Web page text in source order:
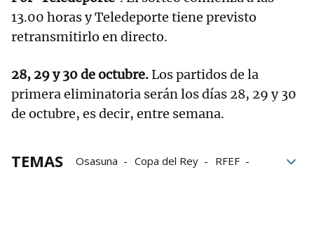
13.00 horas y Teledeporte tiene previsto
retransmitirlo en directo.
28, 29 y 30 de octubre.Los partidos de la
primera eliminatoria serán los días 28, 29 y 30
de octubre, es decir, entre semana.
TEMAS Osasuna Copa del Rey
RFEF